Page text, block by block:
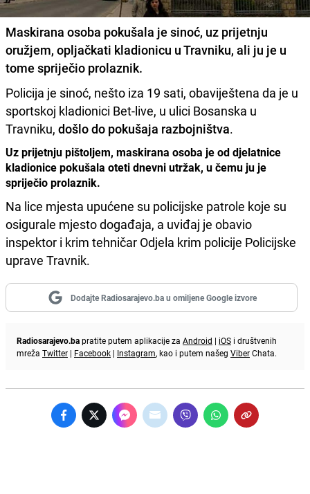
Maskirana osoba pokušala je sinoć, uz prijetnju
oružjem, opljačkati kladionicu u Travniku, ali ju je u
tome spriječio prolaznik.
Policija je sinoć, nešto iza 19 sati, obaviještena da je u
sportskoj kladionici Bet-live, u ulici Bosanska u
Travniku, došlo do pokušaja razbojništva.
Uz prijetnju pištoljem, maskirana osoba je od djelatnice
kladionice pokušala oteti dnevni utržak, u čemu ju je
spriječio prolaznik.
Na lice mjesta upućene su policijske patrole koje su
osigurale mjesto događaja, a uviđaj je obavio
inspektor i krim tehničar Odjela krim policije Policijske
uprave Travnik.
Dodajte Radiosarajevo.ba u omiljene Google izvore
Radiosarajevo.bapratite putem aplikacije za Android | iOS i društvenih
mreža Twitter | Facebook | Instagram, kao i putem našeg ViberChata.